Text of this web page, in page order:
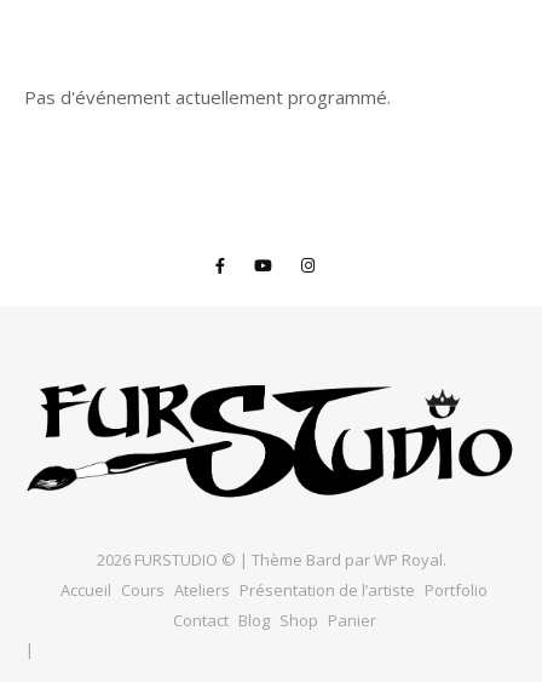
Pas d'événement actuellement programmé.
2026 FURSTUDIO © | Thème Bard parWP Royal.
Accueil Cours Ateliers Présentation de l’artiste Portfolio
Contact Blog Shop Panier